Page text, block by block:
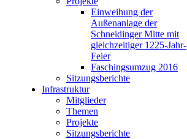
Einweihung der
Außenanlage der
Schneidinger Mitte mit
gleichzeitiger 1225-Jahr-
Feier
Faschingsumzug 2016
Sitzungsberichte
Infrastruktur
Mitglieder
Themen
Projekte
Sitzungsberichte